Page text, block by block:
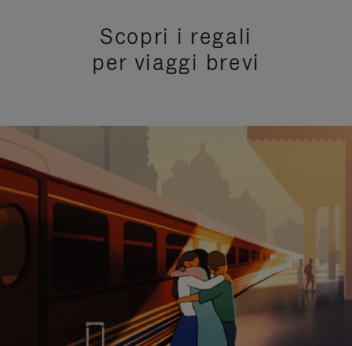
Scopri i regali
per viaggi brevi